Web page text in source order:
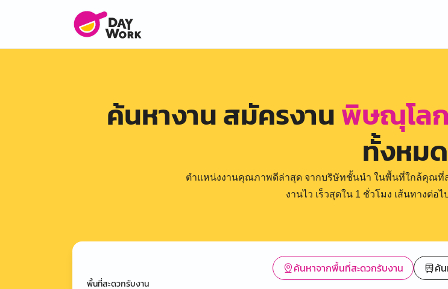
ค้นหางาน สมัครงานพิษณุโลก
ทั้งหมด
ตำแหน่งงานคุณภาพดีล่าสุด จากบริษัทชั้นนำ ในพื้นที่ใกล้คุณที่
งานไว เร็วสุดใน 1 ชั่วโมง เส้นทางต่
ค้นหาจากพื้นที่สะดวกรับงาน ค้
พื้นที่สะดวกรับงาน